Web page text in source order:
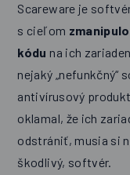
Scareware je
s cieľom
kódu na ich
nejaký „nefunkčný“
antivírusový
oklamal, že ich
odstrániť, musia si
škodlivý, softvér.